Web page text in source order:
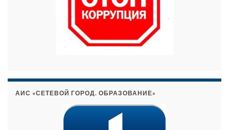
АИС «СЕТЕВОЙ ГОРОД. ОБРАЗОВАНИЕ»